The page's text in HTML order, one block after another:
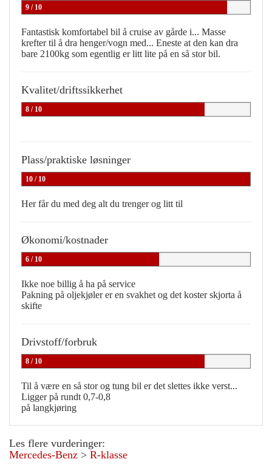
9 / 10
Fantastisk komfortabel bil å cruise av gårde i... Masse
krefter til å dra henger/vogn med... Eneste at den kan dra
bare 2100kg som egentlig er litt lite på en så stor bil.
Kvalitet/driftssikkerhet
8 / 10
Plass/praktiske løsninger
10 / 10
Her får du med deg alt du trenger og litt til
Økonomi/kostnader
6 / 10
Ikke noe billig å ha på service
Pakning på oljekjøler er en svakhet og det koster skjorta å
skifte
Drivstoff/forbruk
8 / 10
Til å være en så stor og tung bil er det slettes ikke verst...
Ligger på rundt 0,7-0,8
på langkjøring
Les flere vurderinger:
Mercedes-Benz > R-klasse